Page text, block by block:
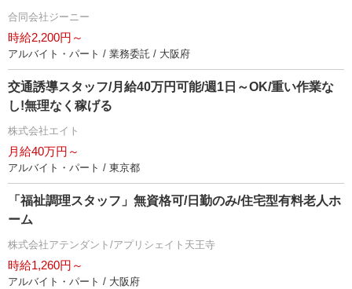
合同会社ジーニー
時給2,200円～
アルバイト・パート / 業務委託 / 大阪府
交通誘導スタッフ/月給40万円可能/週1日～OK/重い作業な
し!無理なく稼げる
株式会社エイト
月給40万円～
アルバイト・パート / 東京都
「福祉調理スタッフ」無資格可/日勤のみ/住宅型有料老人ホ
ーム
株式会社アテンダント/アプリシェイト天王寺
時給1,260円～
アルバイト・パート / 大阪府